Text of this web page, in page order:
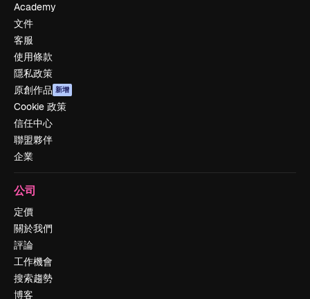
Academy
文件
客服
使用條款
隱私政策
原創作品 新增
Cookie 政策
信任中心
聯盟夥伴
企業
公司
定價
關於我們
評論
工作機會
搜索趨勢
博客